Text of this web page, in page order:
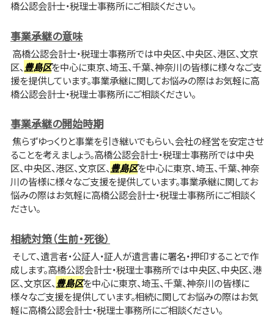
橋公認会計士・税理士事務所にご相談ください。
事業承継の意味
高橋公認会計士・税理士事務所では中央区、中央区、港区、文京
区、 豊島区を中心に東京、埼玉、千葉、神奈川の皆様に様々なご支
援を提供しています。事業承継に関してお悩みの際はお気軽に高
橋公認会計士・税理士事務所にご相談ください。
事業承継の開始時期
焦らずゆっくりと事業を引き継いでもらい、会社の経営を安定させ
ることを考えましょう。高橋公認会計士・税理士事務所では中央
区、中央区、港区、文京区、 豊島区を中心に東京、埼玉、千葉、神奈
川の皆様に様々なご支援を提供しています。事業承継に関してお
悩みの際はお気軽に高橋公認会計士・税理士事務所にご相談く
ださい。
相続対策（生前・死後）
そして、遺言者・公証人・証人が遺言書に署名・押印することで作
成します。高橋公認会計士・税理士事務所では中央区、中央区、港
区、文京区、 豊島区を中心に東京、埼玉、千葉、神奈川の皆様に
様々なご支援を提供しています。相続に関してお悩みの際はお気
軽に高橋公認会計士・税理士事務所にご相談ください。